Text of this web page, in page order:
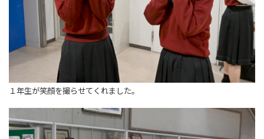
１年生が笑顔を撮らせてくれました。